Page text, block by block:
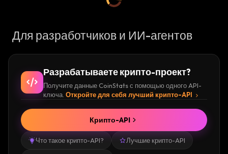
Для разработчиков и ИИ-агентов
Разрабатываете крипто-проект?
Получите данные CoinStats с помощью одного API-
ключа. Откройте для себя лучший крипто-API
Что такое крипто-API? Лучшие крипто-API
Крипто-API